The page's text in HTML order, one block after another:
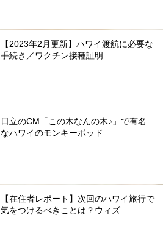
【2023年2月更新】ハワイ渡航に必要な
手続き／ワクチン接種証明...
日立のCM「この木なんの木♪」で有名
なハワイのモンキーポッド
【在住者レポート】次回のハワイ旅行で
気をつけるべきことは？ウィズ...